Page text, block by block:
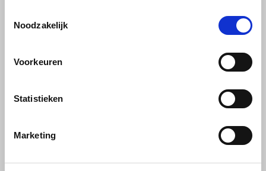
Noodzakelijk
Voorkeuren
Statistieken
Marketing
Miko
Minges
38 PRODUCTEN